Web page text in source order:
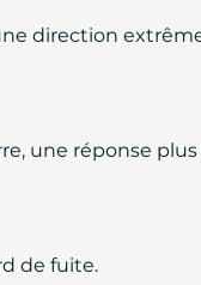
direction
une réponse
de fuite.